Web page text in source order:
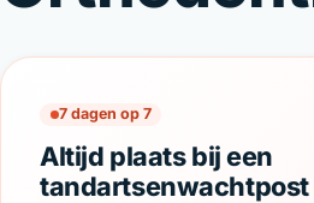
7 dagen op 7
Altijd plaats bij een
tandartsenwachtpost